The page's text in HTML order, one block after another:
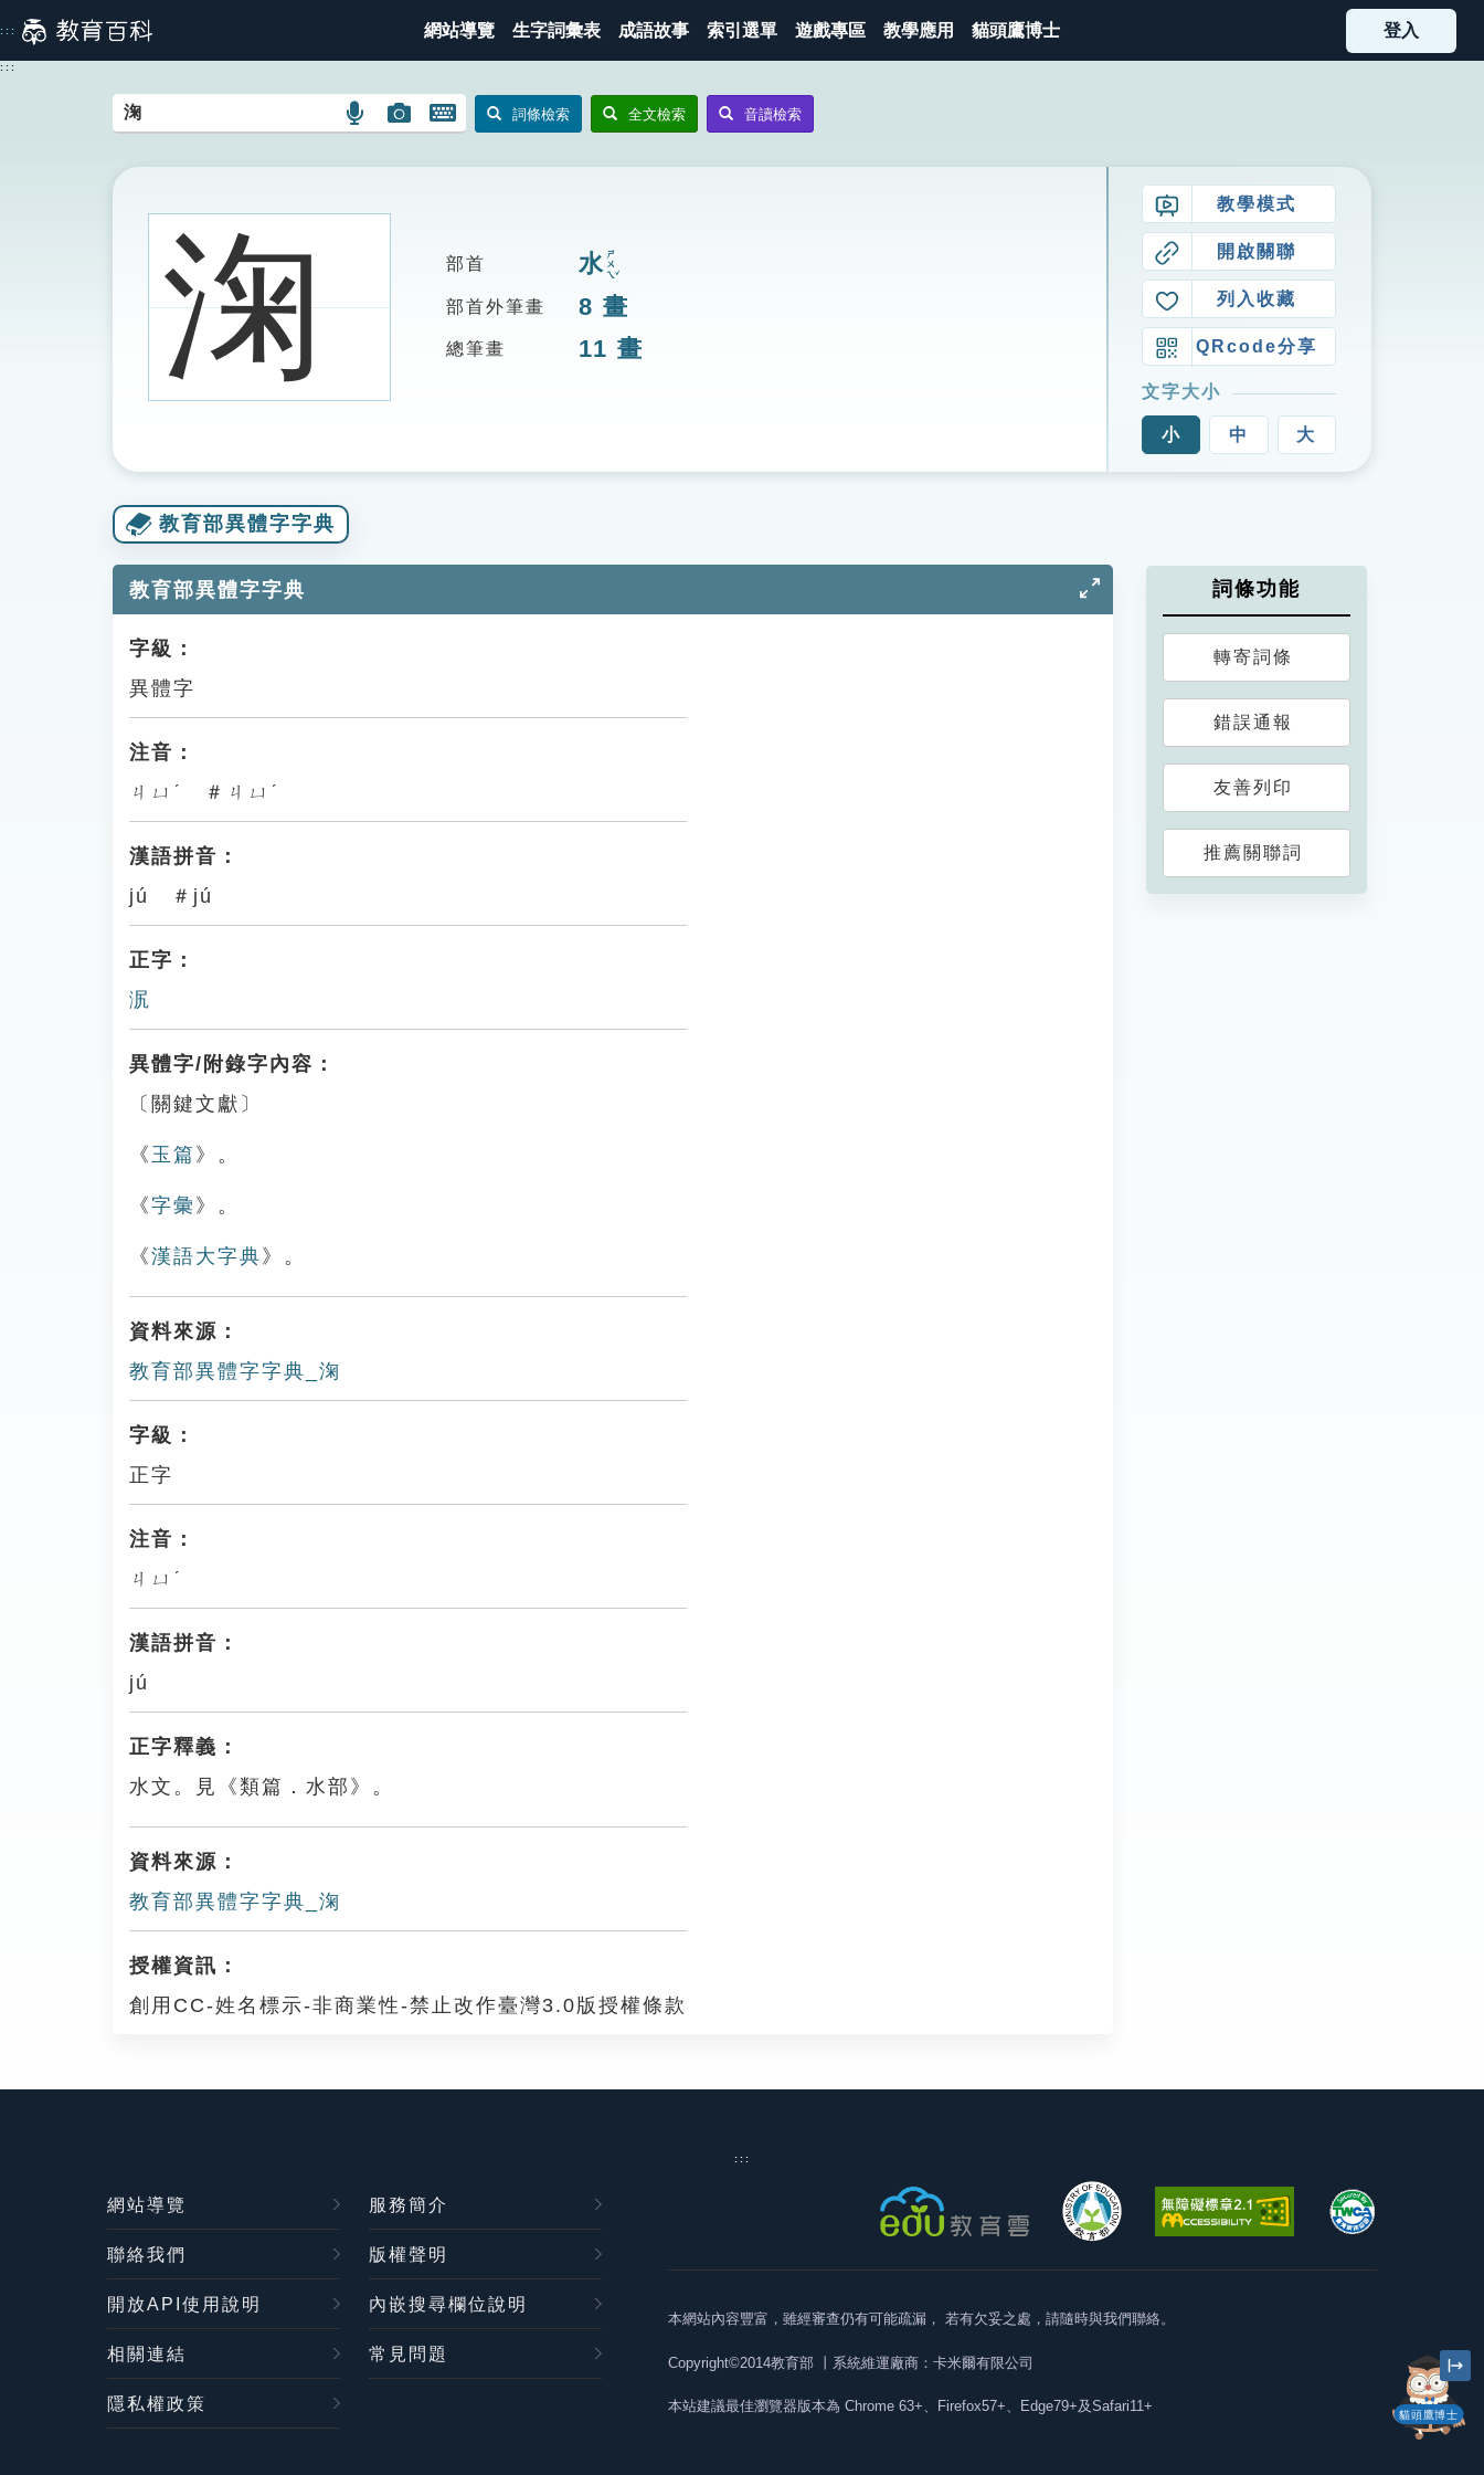
到
主
::: 網站導覽 生字詞彙表 成語故事 索引選單 遊戲專區 教學應用 貓頭鷹博士 登入
:::
語
搜
圖
圖
搜
開
鍵
詞條檢索 全文檢索 音讀檢索
淗 部首 水ㄕㄨㄟˇ
部首外筆畫 8 畫
總筆畫 11 畫
教學模式
開啟關聯
列入收藏
QRcode分享
文字大小
小 中 大
教育部異體字字典
教育部異體字字典
字級：
異體字
注音：
ㄐㄩˊ ＃ㄐㄩˊ
漢語拼音：
jú ＃jú
正字：
泦
異體字/附錄字內容：
〔關鍵文獻〕
《 玉篇 》。
《字彙 》。
《漢語大字典 》。
資料來源：
教育部異體字字典_淗
字級：
正字
注音：
ㄐㄩˊ
漢語拼音：
jú
正字釋義：
水文。見《類篇．水部》。
資料來源：
教育部異體字字典_淗
授權資訊：
創用CC-姓名標示-非商業性-禁止改作臺灣3.0版授權條款
詞條功能
轉寄詞條
錯誤通報
友善列印
推薦關聯詞
貓頭鷹博士
:::
網站導覽 服務簡介
聯絡我們 版權聲明
開放API使用說明 內嵌搜尋欄位說明
相關連結 常見問題
隱私權政策
本網站內容豐富，雖經審查仍有可能疏漏， 若有欠妥之處，請隨時與我們聯絡。
Copyright©2014教育部 丨系統維運廠商：卡米爾有限公司
本站建議最佳瀏覽器版本為 Chrome 63+、Firefox57+、Edge79+及Safari11+